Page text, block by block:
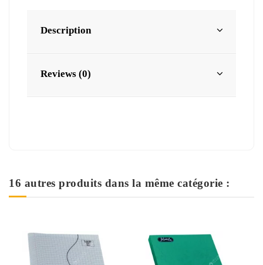
Description
Reviews (0)
16 autres produits dans la même catégorie :